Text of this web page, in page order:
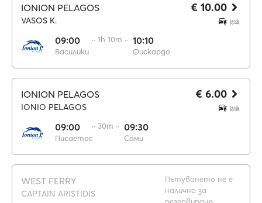
IONION PELAGOS
VASOS K.
09:00
Василики
·· 1h 10m ·· 10:10
Фискардо
€ 10.00
IONION PELAGOS
IONIO PELAGOS
09:00
Писаетос
·· 30m ·· 09:30
Сами
€ 6.00
WEST FERRY
CAPTAIN ARISTIDIS
Пътуването не е
налично за